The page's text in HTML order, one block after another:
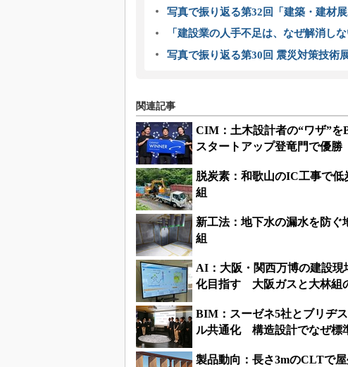
写真で振り返る第32回「建築・建材展
「建設業の人手不足は、なぜ解消し
写真で振り返る第30回 震災対策技術
関連記事
CIM：土木設計者の“ワザ”
スタートアップ登竜門で優勝
脱炭素：和歌山のIC工事で
組
新工法：地下水の漏水を防
組
AI：大阪・関西万博の建設
化目指す 大阪ガスと大林組
BIM：スーゼネ5社とブリヂ
ル共通化 構造設計でなぜ標
製品動向：長さ3mのCLTで